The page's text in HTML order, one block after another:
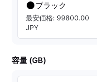
ブラック
最安価格: 99800.00
JPY
容量 (GB)